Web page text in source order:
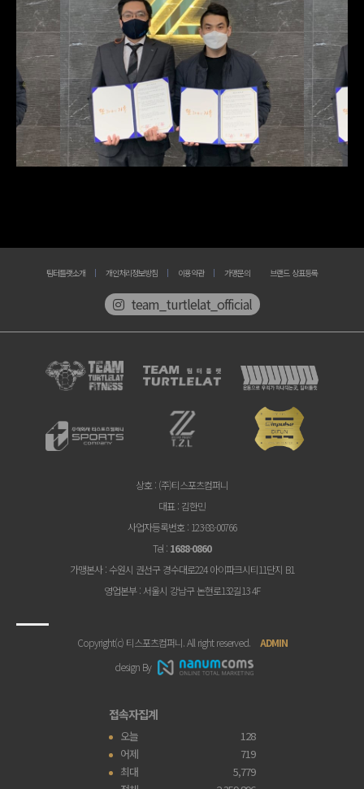
팀터틀랫소개 개인처리정보방침 이용약관 가맹문의 브랜드 상표등록
team_turtlelat_official
상호: (주)티스포츠컴퍼니
대표: 김한민
사업자등록번호: 123-88-00766
Tel: 1688-0860
가맹본사: 수원시 권선구 경수대로224 아이파크시티11단지 B1
영업본부: 서울시 강남구 논현로132길13 4F
Copyright(c) 티스포츠컴퍼니. All right reserved. ADMIN
design By
접속자집계
오늘
128
어제
719
최대
5,779